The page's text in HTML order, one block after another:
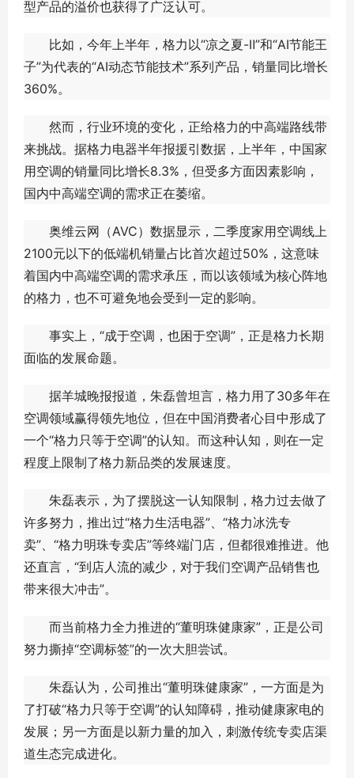
型产品的溢价也获得了广泛认可。
比如，今年上半年，格力以“凉之夏-Ⅱ”和“AI节能王
子”为代表的“AI动态节能技术”系列产品，销量同比增长
360%。
然而，行业环境的变化，正给格力的中高端路线带
来挑战。据格力电器半年报援引数据，上半年，中国家
用空调的销量同比增长8.3%，但受多方面因素影响，
国内中高端空调的需求正在萎缩。
奥维云网（AVC）数据显示，二季度家用空调线上
2100元以下的低端机销量占比首次超过50%，这意味
着国内中高端空调的需求承压，而以该领域为核心阵地
的格力，也不可避免地会受到一定的影响。
事实上，“成于空调，也困于空调”，正是格力长期
面临的发展命题。
据羊城晚报报道，朱磊曾坦言，格力用了30多年在
空调领域赢得领先地位，但在中国消费者心目中形成了
一个“格力只等于空调”的认知。而这种认知，则在一定
程度上限制了格力新品类的发展速度。
朱磊表示，为了摆脱这一认知限制，格力过去做了
许多努力，推出过“格力生活电器”、“格力冰洗专
卖”、“格力明珠专卖店”等终端门店，但都很难推进。他
还直言，“到店人流的减少，对于我们空调产品销售也
带来很大冲击”。
而当前格力全力推进的“董明珠健康家”，正是公司
努力撕掉“空调标签”的一次大胆尝试。
朱磊认为，公司推出“董明珠健康家”，一方面是为
了打破“格力只等于空调”的认知障碍，推动健康家电的
发展；另一方面是以新力量的加入，刺激传统专卖店渠
道生态完成进化。